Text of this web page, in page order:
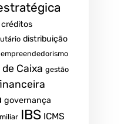
créditos
distribuição
empreendedorismo
Caixa gestão
governança
IBS ICMS